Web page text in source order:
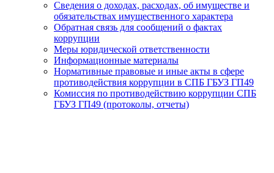
Сведения о доходах, расходах, об имуществе и
обязательствах имущественного характера
Обратная связь для сообщений о фактах
коррупции
Меры юридической ответственности
Информационные материалы
Нормативные правовые и иные акты в сфере
противодействия коррупции в СПБ ГБУЗ ГП49
Комиссия по противодействию коррупции СПБ
ГБУЗ ГП49 (протоколы, отчеты)